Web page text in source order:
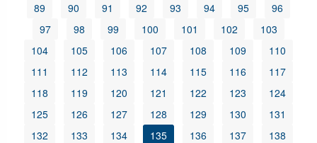
89
90 91 92 93 94 95
96
97
98 99 100 101 102
103
104
105 106 107 108 109
110
111
112 113 114 115 116
117
118
119 120 121 122 123
124
125
126 127 128 129 130
131
132
133 134 135 136 137
138